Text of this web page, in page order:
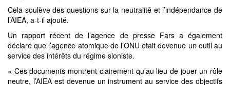
Cela soulève des questions sur la neutralité et l’indépendance de
l’AIEA, a-t-il ajouté.
Un rapport récent de l’agence de presse Fars a également
déclaré que l’agence atomique de l’ONU était devenue un outil au
service des intérêts du régime sioniste.
« Ces documents montrent clairement qu’au lieu de jouer un rôle
neutre, l’AIEA est devenue un instrument au service des objectifs